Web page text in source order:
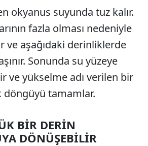
okyanus suyunda tuz kalır.
fazla olması nedeniyle
ve aşağıdaki derinliklerde
Sonunda su yüzeye
ve yükselme adı verilen bir
döngüyü tamamlar.
BİR DERİN
DÖNÜŞEBİLİR